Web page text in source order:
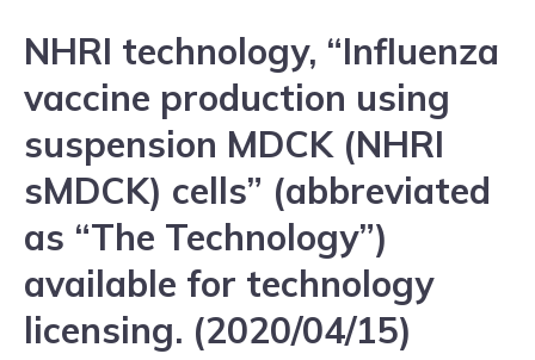
NHRI technology, “Influenza
vaccine production using
suspension MDCK (NHRI
sMDCK) cells” (abbreviated
as “The Technology”)
available for technology
licensing. (2020/04/15)